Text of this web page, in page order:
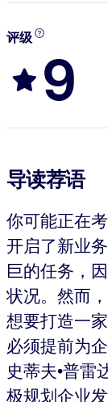
评级
9
导读荐语
你可能正在
开启了新业
巨的任务，
状况。然而
想要打造一
必须提前为
史蒂夫•普雷
极规划企业